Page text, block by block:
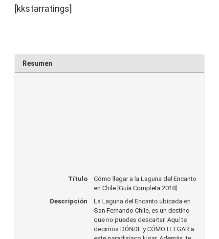
[kkstarratings]
Resumen
Título
Cómo llegar a la Laguna del Encanto
en Chile [Guía Completa 2018]
Descripción
La Laguna del Encanto ubicada en
San Fernando Chile, es un destino
que no puedes descartar. Aquí te
decimos DÓNDE y CÓMO LLEGAR a